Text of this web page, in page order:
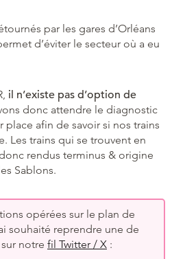
par les gares d’Orléans
d’éviter le secteur où a eu
il n’existe pas d’option de
donc attendre le diagnostic
afin de savoir si nos trains
Les trains qui se trouvent en
rendus terminus & origine
Sablons.
opérées sur le plan de
souhaité reprendre une de
notre fil Twitter / X :